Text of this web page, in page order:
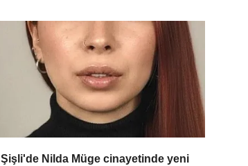
Şişli'de Nilda Müge cinayetinde yeni